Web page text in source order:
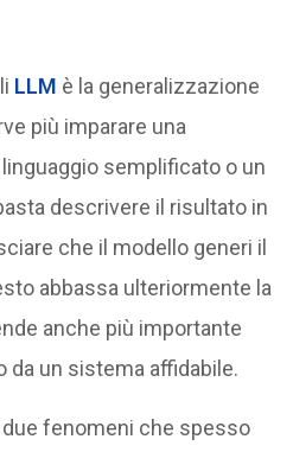
LLM è la generalizzazione
più imparare una
semplificato o un
descrivere il risultato in
che il modello generi il
abbassa ulteriormente la
anche più importante
da un sistema affidabile.
fenomeni che spesso